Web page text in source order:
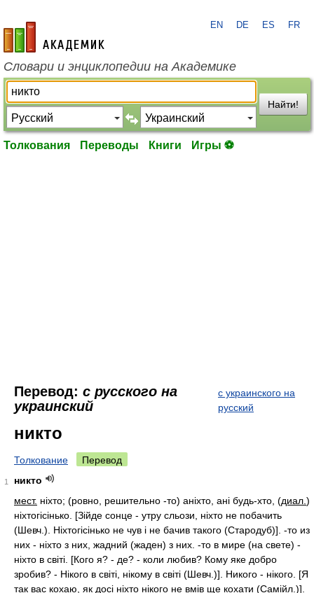
academic.ru
EN DE ES FR
Словари и энциклопедии на Академике
Найти!
Толкования Переводы Книги Игры ⚽
Перевод: с русского на
украинский
с украинского на
русский
никто
Толкование Перевод
1
никто
мест. ніхто; (ровно, решительно -то) аніхто, ані будь-хто, (диал. )
ніхтогісінько. [Зійде сонце - утру сльози, ніхто не побачить
(Шевч.). Ніхтогісінько не чув і не бачив такого (Стародуб)]. -то из
них - ніхто з них, жадний (жаден) з них. -то в мире (на свете) -
ніхто в світі. [Кого я? - де? - коли любив? Кому яке добро
зробив? - Нікого в світі, нікому в світі (Шевч.)]. Никого - нікого. [Я
так вас кохаю, як досі ніхто нікого не вмів ще кохати (Самійл.)].